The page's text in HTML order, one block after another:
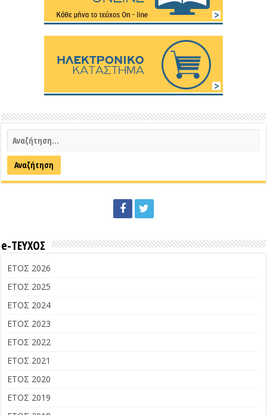
e-ΤΕΥΧΟΣ
ΕΤΟΣ 2026
ΕΤΟΣ 2025
ΕΤΟΣ 2024
ΕΤΟΣ 2023
ΕΤΟΣ 2022
ΕΤΟΣ 2021
ΕΤΟΣ 2020
ΕΤΟΣ 2019